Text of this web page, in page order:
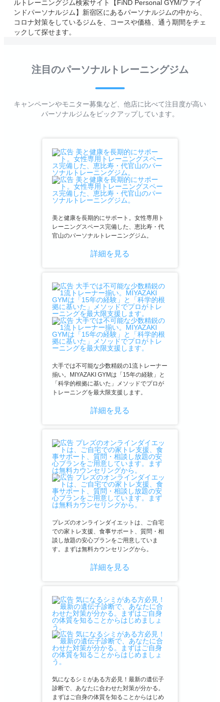
ルトレーニングジム検索サイト【FiND Personal GYM/ファイ
ンドパーソナルジム】新宿区にあるパーソナルジムの中から、
コロナ対策をしているジムを、コースや価格、通う期間をチェ
ックして探せます。
注目のパーソナルトレーニングジム
キャンペーンやモニター募集など、他店に比べて注目度が高い
パーソナルジムをピックアップしています。
美と健康を長期的にサポート。女性専用ト
レーニングスペース完備した、恵比寿・代
官山のパーソナルトレーニングジム。
詳細を見る
大手では不可能な少数精鋭の1流トレーナー
揃い。MIYAZAKI GYMは「15年の経験」と
「科学的根拠に基いた」メソッドでプロが
トレーニングを最大限支援します。
詳細を見る
プレズのオンラインダイエットは、ご自宅
での家トレ支援、食事サポート、質問・相
談し放題の安心プランをご用意していま
す。まずは無料カウンセリングから。
詳細を見る
気になるシミがある方必見！最新の遺伝子
診断で、あなたに合わせた対策が分かる。
まずはご自身の体質を知ることからはじめ